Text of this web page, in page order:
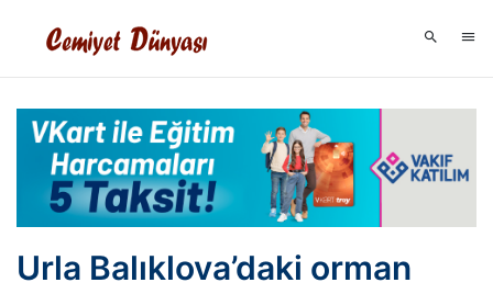
Urla Balıklova’daki orman